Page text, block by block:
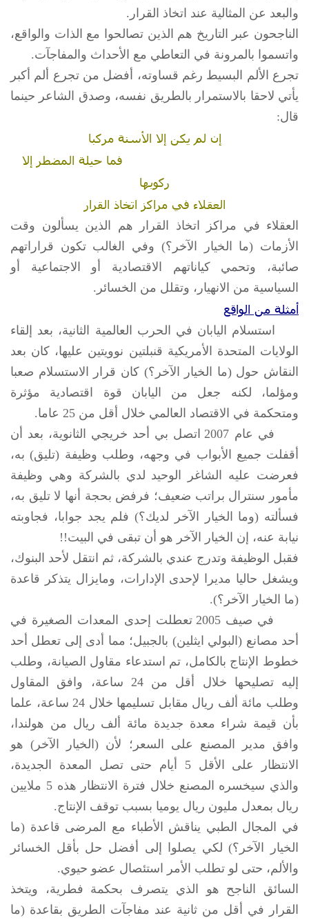
والبعد عن المثالية عند اتخاذ القرار.
الناجحون عبر التاريخ هم الذين تصالحوا مع الذات والواقع،
واتسموا بالمرونة في التعاطي مع الأحداث والمفاجآت.
تجرع الألم البسيط رغم قساوته، أفضل من تجرع ألم أكبر
يأتي لاحقا بالاستمرار بالطريق نفسه، وصدق الشاعر حينما
قال:
إن لم يكن إلا الأسنة مركبا
فما حيلة المضطر إلا
ركوبها
العقلاء في مراكز اتخاذ القرار
العقلاء في مراكز اتخاذ القرار هم الذين يسألون وقت
الأزمات (ما الخيار الآخر؟) وفي الغالب تكون قراراتهم
صائبة، وتحمي كياناتهم الاقتصادية أو الاجتماعية أو
السياسية من الانهيار، وتقلل من الخسائر.
أمثلة من الواقع
استسلام اليابان في الحرب العالمية الثانية، بعد إلقاء
الولايات المتحدة الأمريكية قنبلتين نوويتين عليها، كان بعد
النقاش حول (ما الخيار الآخر؟) كان قرار الاستسلام صعبا
ومؤلما، لكنه جعل من اليابان قوة اقتصادية مؤثرة
ومتحكمة في الاقتصاد العالمي خلال أقل من 25 عاما.
في عام 2007 اتصل بي أحد خريجي الثانوية، بعد أن
أقفلت جميع الأبواب في وجهه، وطلب وظيفة (تليق) به،
فعرضت عليه الشاغر الوحيد لدي بالشركة وهي وظيفة
مأمور سنترال براتب ضعيف؛ فرفض بحجة أنها لا تليق به،
فسألته (وما الخيار الآخر لديك؟) فلم يجد جوابا، فجاوبته
نيابة عنه، إن الخيار الآخر هو أن تبقى في البيت!!
فقبل الوظيفة وتدرج عندي بالشركة، ثم انتقل لأحد البنوك،
ويشغل حاليا مديرا لإحدى الإدارات، ومايزال يتذكر قاعدة
(ما الخيار الآخر؟).
في صيف 2005 تعطلت إحدى المعدات الصغيرة في
أحد مصانع (البولي ايثلين) بالجبيل؛ مما أدى إلى تعطل أحد
خطوط الإنتاج بالكامل، تم استدعاء مقاول الصيانة، وطلب
إليه تصليحها خلال أقل من 24 ساعة، وافق المقاول
وطلب مائة ألف ريال مقابل تسليمها خلال 24 ساعة، علما
بأن قيمة شراء معدة جديدة مائة ألف ريال من هولندا،
وافق مدير المصنع على السعر؛ لأن (الخيار الآخر) هو
الانتظار على الأقل 5 أيام حتى تصل المعدة الجديدة،
والذي سيخسره المصنع خلال فترة الانتظار هذه 5 ملايين
ريال بمعدل مليون ريال يوميا بسبب توقف الإنتاج.
في المجال الطبي يناقش الأطباء مع المرضى قاعدة (ما
الخيار الآخر؟) لكي يصلوا إلى أفضل حل بأقل الخسائر
والألم، حتى لو تطلب الأمر استئصال عضو حيوي.
السائق الناجح هو الذي يتصرف بحكمة فطرية، ويتخذ
القرار في أقل من ثانية عند مفاجآت الطريق بقاعدة (ما